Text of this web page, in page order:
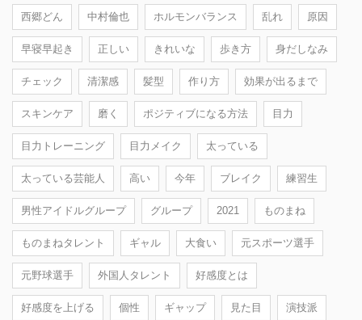
西郷どん 中村倫也 ホルモンバランス 乱れ 原因
早寝早起き 正しい きれいな 歩き方 身だしなみ
チェック 清潔感 髪型 作り方 効果が出るまで
スキンケア 磨く ポジティブになる方法 目力
目力トレーニング 目力メイク 太っている
太っている芸能人 高い 今年 ブレイク 練習生
男性アイドルグループ グループ 2021 ものまね
ものまねタレント ギャル 大食い 元スポーツ選手
元野球選手 外国人タレント 好感度とは
好感度を上げる 個性 ギャップ 見た目 演技派